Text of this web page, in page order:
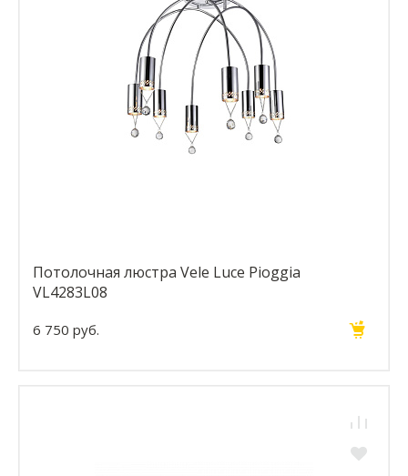
Потолочная люстра Vele Luce Pioggia
VL4283L08
6 750 руб.